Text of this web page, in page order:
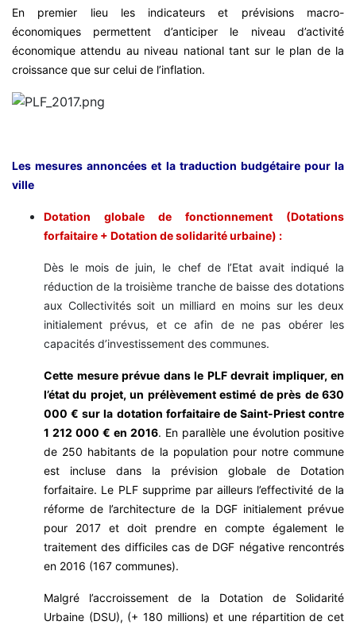
En premier lieu les indicateurs et prévisions macro-
économiques permettent d’anticiper le niveau d’activité
économique attendu au niveau national tant sur le plan de la
croissance que sur celui de l’inflation.
Les mesures annoncées et la traduction budgétaire pour la
ville
Dotation globale de fonctionnement (Dotations
forfaitaire + Dotation de solidarité urbaine) :
Dès le mois de juin, le chef de l’Etat avait indiqué la
réduction de la troisième tranche de baisse des dotations
aux Collectivités soit un milliard en moins sur les deux
initialement prévus, et ce afin de ne pas obérer les
capacités d’investissement des communes.
Cette mesure prévue dans le PLF devrait impliquer, en
l’état du projet, un prélèvement estimé de près de 630
000 € sur la dotation forfaitaire de Saint-Priest contre
1 212 000 € en 2016. En parallèle une évolution positive
de 250 habitants de la population pour notre commune
est incluse dans la prévision globale de Dotation
forfaitaire. Le PLF supprime par ailleurs l’effectivité de la
réforme de l’architecture de la DGF initialement prévue
pour 2017 et doit prendre en compte également le
traitement des difficiles cas de DGF négative rencontrés
en 2016 (167 communes).
Malgré l’accroissement de la Dotation de Solidarité
Urbaine (DSU), (+ 180 millions) et une répartition de cet